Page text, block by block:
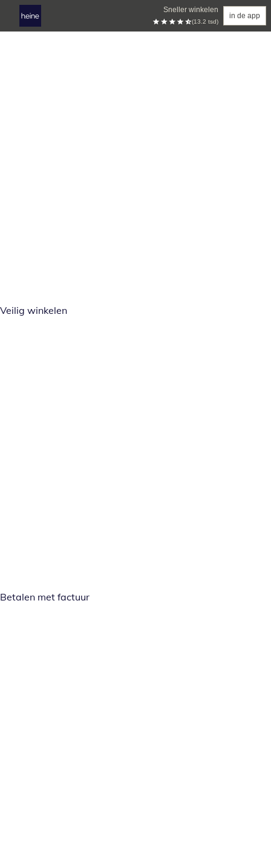
Sneller winkelen
(13.2 tsd)
in de app
Veilig winkelen
Betalen met factuur